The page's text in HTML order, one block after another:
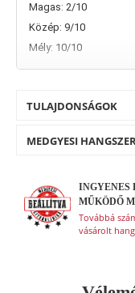
INGYENES
MŰKÖDŐ
Továbbá
vásárolt
Magas: 2/10
Közép: 9/10
Mély: 10/10
TULAJDONSÁGOK
MEDGYESI